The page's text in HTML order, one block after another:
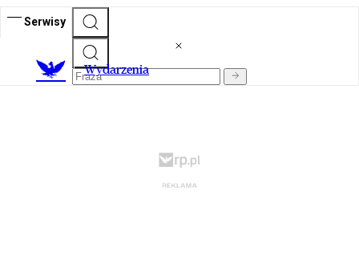
Serwisy
Wydarzenia